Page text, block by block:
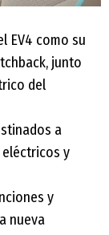
EV4 como su
junto
del
a
y
y
nueva